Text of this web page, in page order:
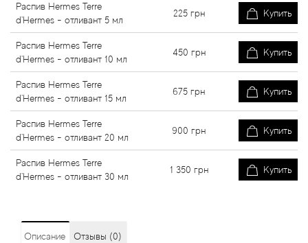
Распив Hermes Terre
d'Hermes - отливант 5 мл
225 грн Купить
Распив Hermes Terre
d'Hermes - отливант 10 мл
450 грн Купить
Распив Hermes Terre
d'Hermes - отливант 15 мл
675 грн Купить
Распив Hermes Terre
d'Hermes - отливант 20 мл
900 грн Купить
Распив Hermes Terre
d'Hermes - отливант 30 мл
1 350 грн Купить
Описание Отзывы (0)